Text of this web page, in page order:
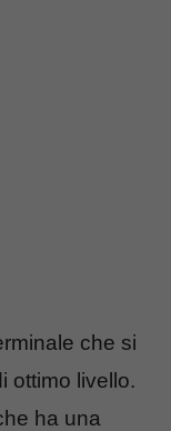
che si
ottimo livello.
ha una